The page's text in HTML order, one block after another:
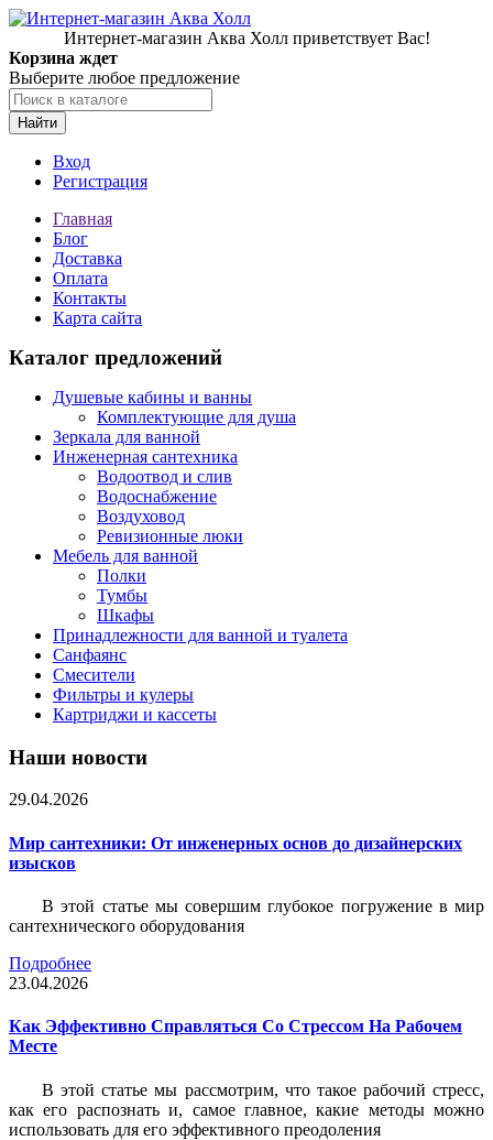
Интернет-магазин Аква Холл приветствует Вас!
Корзина ждет
Выберите любое предложение
Найти
Вход
Регистрация
Главная
Блог
Доставка
Оплата
Контакты
Карта сайта
Каталог предложений
Душевые кабины и ванны
Комплектующие для душа
Зеркала для ванной
Инженерная сантехника
Водоотвод и слив
Водоснабжение
Воздуховод
Ревизионные люки
Мебель для ванной
Полки
Тумбы
Шкафы
Принадлежности для ванной и туалета
Санфаянс
Смесители
Фильтры и кулеры
Картриджи и кассеты
Наши новости
29.04.2026
Мир сантехники: От инженерных основ до дизайнерских
изысков
В этой статье мы совершим глубокое погружение в мир
сантехнического оборудования
Подробнее
23.04.2026
Как Эффективно Справляться Со Стрессом На Рабочем
Месте
В этой статье мы рассмотрим, что такое рабочий стресс,
как его распознать и, самое главное, какие методы можно
использовать для его эффективного преодоления